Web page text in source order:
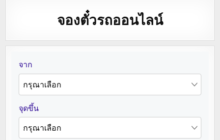
จองตั๋วรถออนไลน์